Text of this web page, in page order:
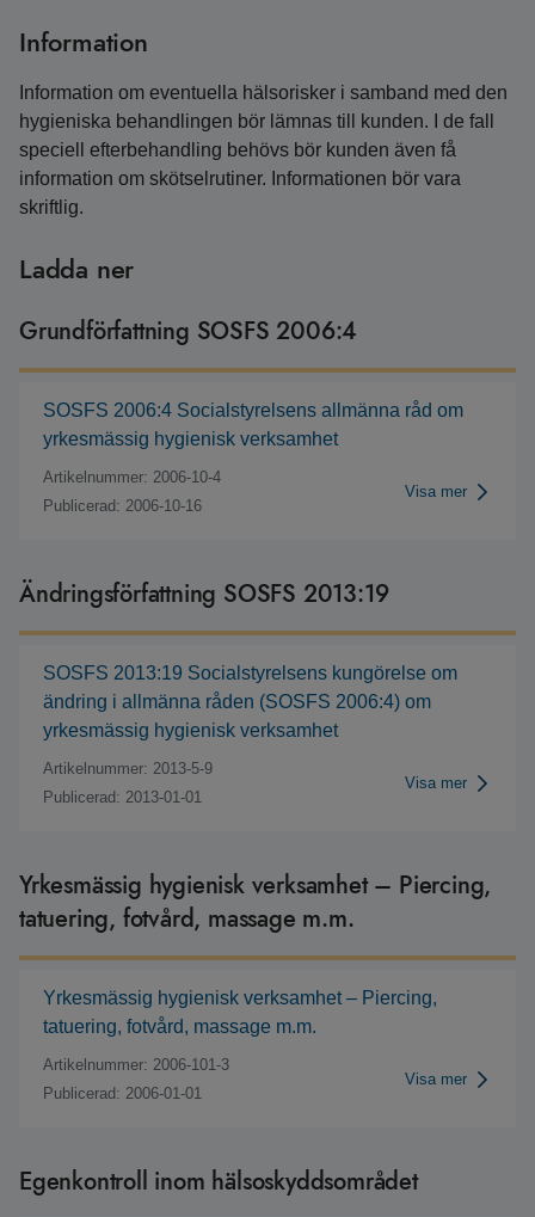
Information
Information om eventuella hälsorisker i samband med den
hygieniska behandlingen bör lämnas till kunden. I de fall
speciell efterbehandling behövs bör kunden även få
information om skötselrutiner. Informationen bör vara
skriftlig.
Ladda ner
Grundförfattning SOSFS 2006:4
SOSFS 2006:4 Socialstyrelsens allmänna råd om
yrkesmässig hygienisk verksamhet
Artikelnummer: 2006-10-4
Publicerad: 2006-10-16
Visa mer
Ändringsförfattning SOSFS 2013:19
SOSFS 2013:19 Socialstyrelsens kungörelse om
ändring i allmänna råden (SOSFS 2006:4) om
yrkesmässig hygienisk verksamhet
Artikelnummer: 2013-5-9
Publicerad: 2013-01-01
Visa mer
Yrkesmässig hygienisk verksamhet – Piercing,
tatuering, fotvård, massage m.m.
Yrkesmässig hygienisk verksamhet – Piercing,
tatuering, fotvård, massage m.m.
Artikelnummer: 2006-101-3
Publicerad: 2006-01-01
Visa mer
Egenkontroll inom hälsoskyddsområdet